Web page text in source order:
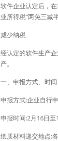
软件企业认定后，
业所得税“两免三减
减少纳税
经认定的软件生产
产。
一、申报方式、时
申报方式:企业自行
申报时间:2月16日至
纸质材料递交地点: